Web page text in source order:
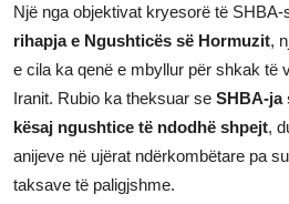
Një nga objektivat kryesorë të
rihapja e Ngushticës së Hormuzit,
e cila ka qenë e mbyllur për shkak të
Iranit. Rubio ka theksuar se SHBA-ja
kësaj ngushtice të ndodhë shpejt,
anijeve në ujërat ndërkombëtare pa
taksave të paligjshme.